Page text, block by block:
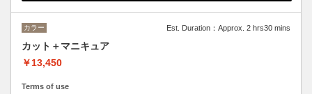
カラー Est. Duration：Approx. 2 hrs30 mins
カット＋マニキュア
￥13,450
Terms of use